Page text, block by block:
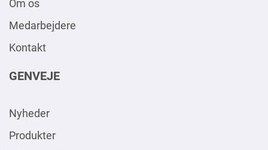
Om os
Medarbejdere
Kontakt
GENVEJE
Nyheder
Produkter